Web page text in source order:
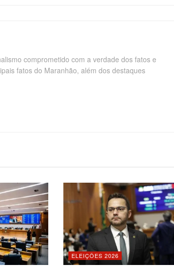
comprometido com a verdade dos fatos e
fatos do Maranhão, além dos destaques
ELEIÇÕES 2026